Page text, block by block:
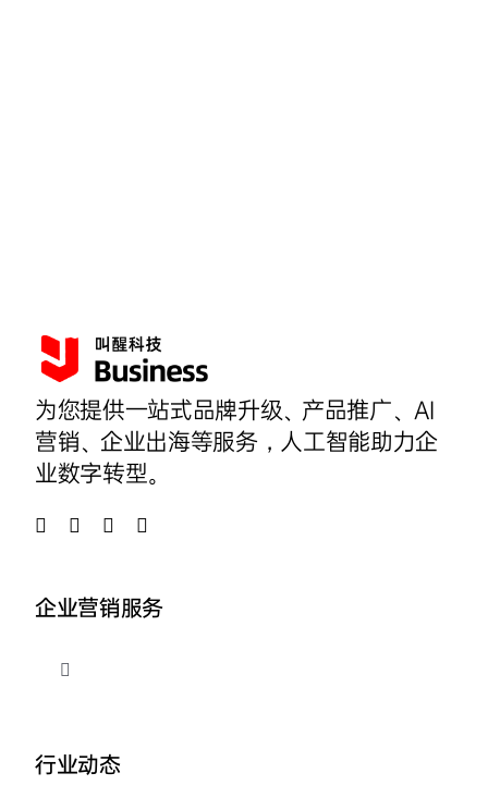
为您提供一站式品牌升级、产品推广、AI
营销、企业出海等服务，人工智能助力企
业数字转型。
企业营销服务
切
航
行业动态